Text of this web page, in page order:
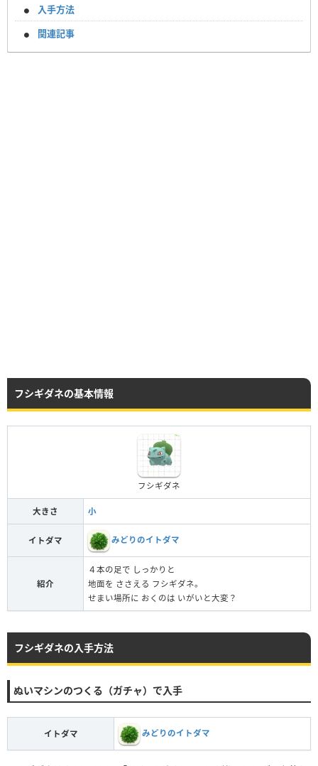
入手方法
関連記事
フシギダネの基本情報
フシギダネ
大きさ 小
イトダマ みどりのイトダマ
紹介
４本の足で しっかりと
地面を ささえる フシギダネ。
せまい場所に おくのは いがいと大変？
フシギダネの入手方法
ぬいマシンのつくる（ガチャ）で入手
イトダマ みどりのイトダマ